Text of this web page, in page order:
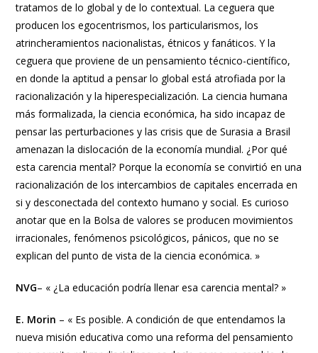
tratamos de lo global y de lo contextual. La ceguera que
producen los egocentrismos, los particularismos, los
atrincheramientos nacionalistas, étnicos y fanáticos. Y la
ceguera que proviene de un pensamiento técnico-científico,
en donde la aptitud a pensar lo global está atrofiada por la
racionalización y la hiperespecialización. La ciencia humana
más formalizada, la ciencia económica, ha sido incapaz de
pensar las perturbaciones y las crisis que de Surasia a Brasil
amenazan la dislocación de la economía mundial. ¿Por qué
esta carencia mental? Porque la economía se convirtió en una
racionalización de los intercambios de capitales encerrada en
si y desconectada del contexto humano y social. Es curioso
anotar que en la Bolsa de valores se producen movimientos
irracionales, fenómenos psicológicos, pánicos, que no se
explican del punto de vista de la ciencia económica. »
NVG– « ¿La educación podría llenar esa carencia mental? »
E. Morin – « Es posible. A condición de que entendamos la
nueva misión educativa como una reforma del pensamiento